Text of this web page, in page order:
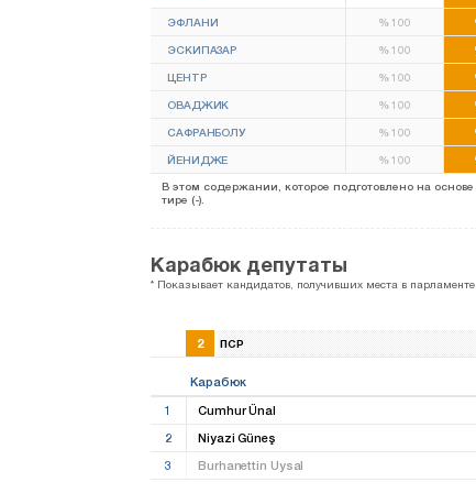
ЭФЛАНИ %100
ЭСКИПАЗАР %100
ЦЕНТР %100
ОВАДЖИК %100
САФРАНБОЛУ %100
ЙЕНИДЖЕ %100
В этом содержании, которое подготовлено на
тире (-).
Карабюк депутаты
* Показывает кандидатов, получивших места в
2 ПСР
Карабюк
1
Cumhur Ünal
2 Niyazi Güneş
3 Burhanettin Uysal